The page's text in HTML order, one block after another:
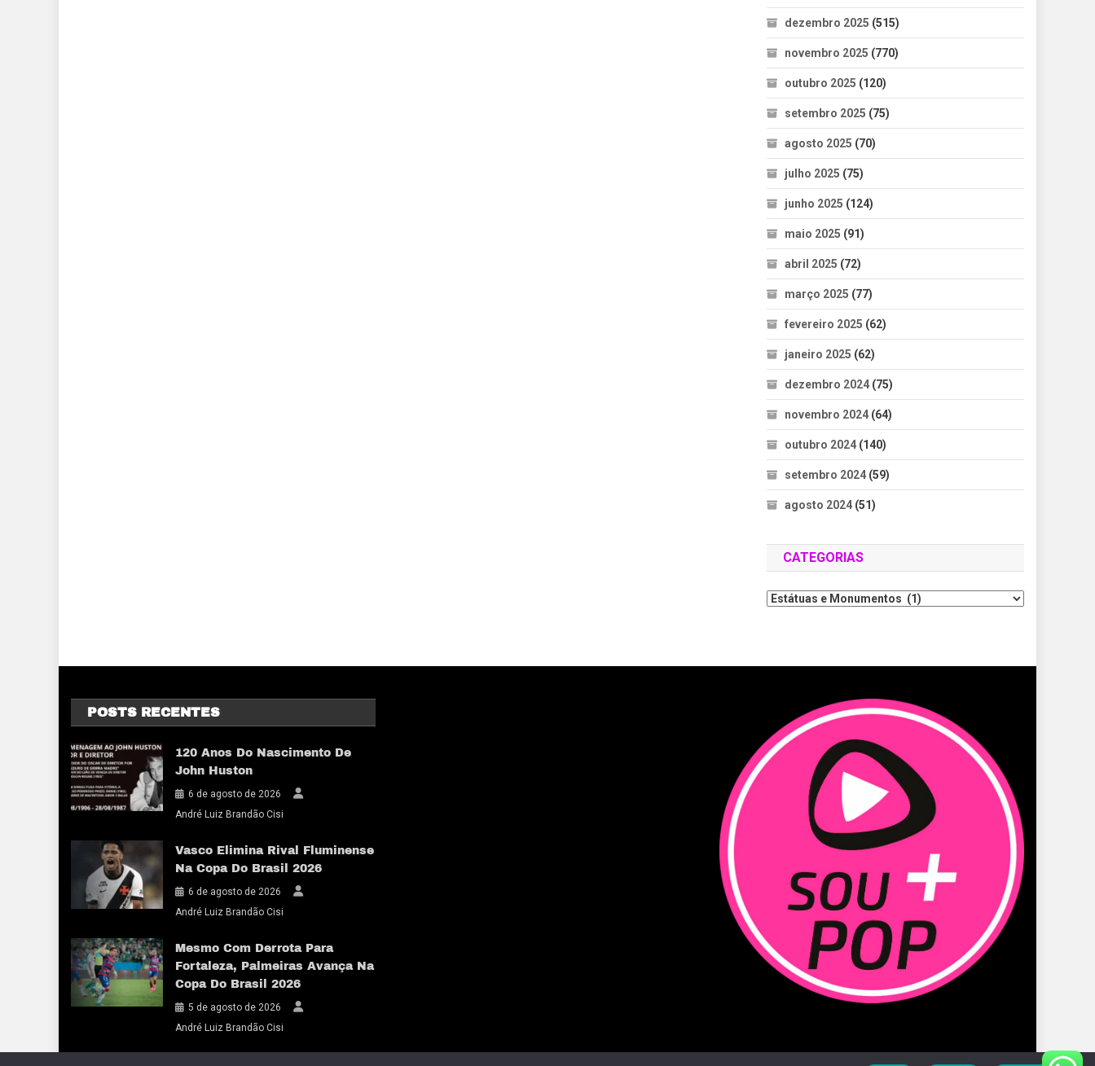
dezembro 2025 (515)
novembro 2025 (770)
outubro 2025 (120)
setembro 2025 (75)
agosto 2025 (70)
julho 2025 (75)
junho 2025 (124)
maio 2025 (91)
abril 2025 (72)
março 2025 (77)
fevereiro 2025 (62)
janeiro 2025 (62)
dezembro 2024 (75)
novembro 2024 (64)
outubro 2024 (140)
setembro 2024 (59)
agosto 2024 (51)
CATEGORIAS
POSTS RECENTES
120 Anos Do Nascimento De
John Huston
6 de agosto de 2026
André Luiz Brandão Cisi
Vasco Elimina Rival Fluminense
Na Copa Do Brasil 2026
6 de agosto de 2026
André Luiz Brandão Cisi
Mesmo Com Derrota Para
Fortaleza, Palmeiras Avança Na
Copa Do Brasil 2026
5 de agosto de 2026
André Luiz Brandão Cisi